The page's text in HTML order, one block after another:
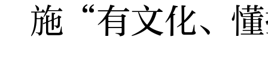
施“有文化、